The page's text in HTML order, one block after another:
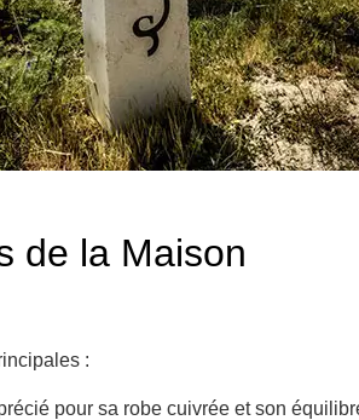
de la Maison
:
pour sa robe cuivrée et son